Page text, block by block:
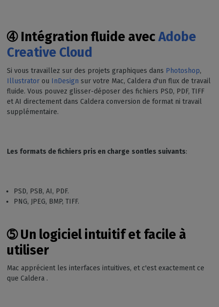
➃ Intégration fluide avecAdobe
Creative Cloud
Si vous travaillez sur des projets graphiques dans Photoshop,
Illustrator ou InDesign sur votre Mac, Caldera d'un flux de travail
fluide. Vous pouvez glisser-déposer des fichiers PSD, PDF, TIFF
et AI directement dans Caldera conversion de format ni travail
supplémentaire.
Les formats de fichiers pris en charge sontles suivants:
PSD, PSB, AI, PDF.
PNG, JPEG, BMP, TIFF.
➄Un logiciel intuitif et facile à
utiliser
Mac apprécient les interfaces intuitives, et c'est exactement ce
que Caldera .